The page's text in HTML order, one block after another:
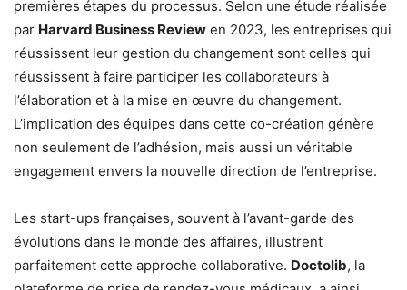
premières étapes du processus. Selon une étude réalisée
par Harvard Business Review en 2023, les entreprises qui
réussissent leur gestion du changement sont celles qui
réussissent à faire participer les collaborateurs à
l’élaboration et à la mise en œuvre du changement.
L’implication des équipes dans cette co-création génère
non seulement de l’adhésion, mais aussi un véritable
engagement envers la nouvelle direction de l’entreprise.
Les start-ups françaises, souvent à l’avant-garde des
évolutions dans le monde des affaires, illustrent
parfaitement cette approche collaborative. Doctolib, la